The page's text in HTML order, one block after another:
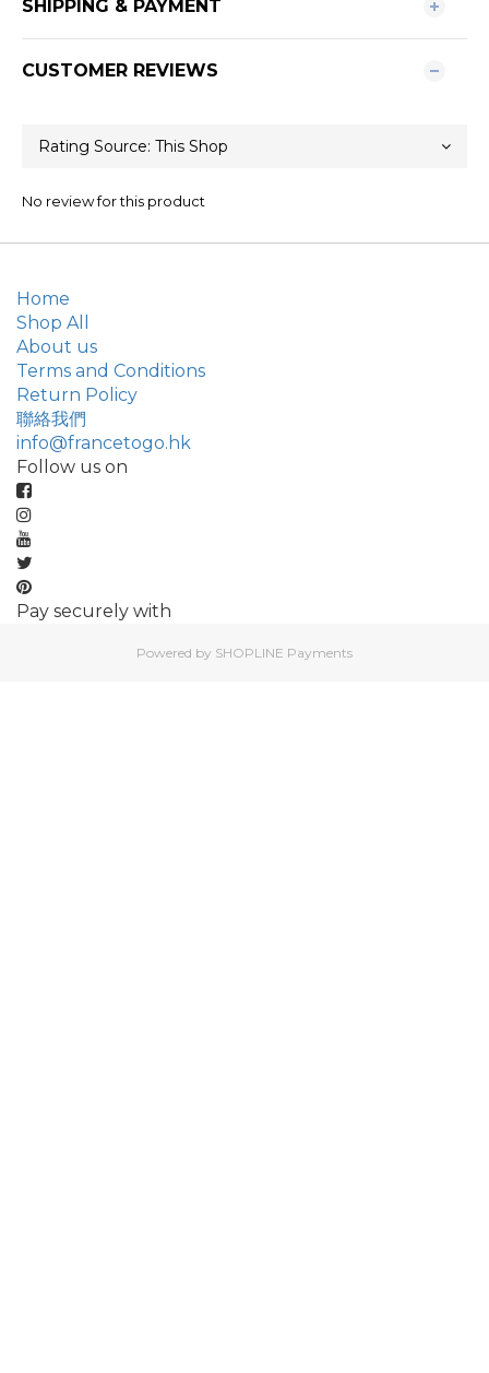
SHIPPING & PAYMENT
CUSTOMER REVIEWS
No review for this product
Home
Shop All
About us
Terms and Conditions
Return Policy
聯絡我們
info@francetogo.hk
Follow us on
Pay securely with
Powered by SHOPLINE Payments